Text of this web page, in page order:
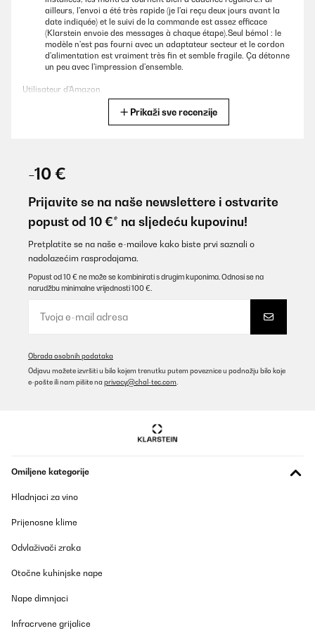
ailleurs, l'envoi a été très rapide (je l'ai reçu deux jours avant la
date indiquée) et le suivi de la commande est assez efficace
(Klarstein envoie des messages à chaque étape).Seul bémol : le
modèle n'est pas fourni avec un adaptateur secteur et le cordon
d'alimentation est vraiment très fin et semble fragile. Ça détonne
un peu avec l'impression d'ensemble.
Utilisateur d'Amazon
das am für Strom ein USB A Adapter benötigt. Da sollte man mit
der Zeit gehen.
Amazon-Benutzer
Amazon user
Prevedi
macht er mit der holzoptik Oberfläche, der Acryl‑Tür und der
dezenten blauen LED‑Beleuchtung richtig was her. Ideal, um seine
die 4 verschiedenen TPD‑Einstellungen (Umdrehungen pro Tag)
Die Uhren sitzen sicher in den Haltern und werden gleichmäßig
werde auch noch einen zweiten Kaufen, sobald ich eine weitere
Fach passt.Fazit: Wer einen zuverlässigen und optisch
ansprechenden Watch Winder für mehrere Uhren sucht, ist hier
Absolute Empfehlung.
Amazon-Benutzer
Prikaži sve recenzije
-10 €
Prijavite se na naše newslettere i ostvarite
popust od 10 €* na sljedeću kupovinu!
Pretplatite se na naše e-mailove kako biste prvi saznali o
nadolazećim rasprodajama.
Popust od 10 € ne može se kombinirati s drugim kuponima. Odnosi se na
narudžbu minimalne vrijednosti 100 €.
Obrada osobnih podataka
Odjavu možete izvršiti u bilo kojem trenutku putem poveznice u podnožju bilo koje
e-pošte ili nam pišite na privacy@chal-tec.com
Omiljene kategorije
Hladnjaci za vino
Prijenosne klime
Odvlaživači zraka
Otočne kuhinjske nape
Nape dimnjaci
Infracrvene grijalice